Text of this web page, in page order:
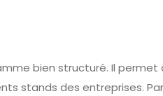
bien structuré. Il
stands des entreprises.